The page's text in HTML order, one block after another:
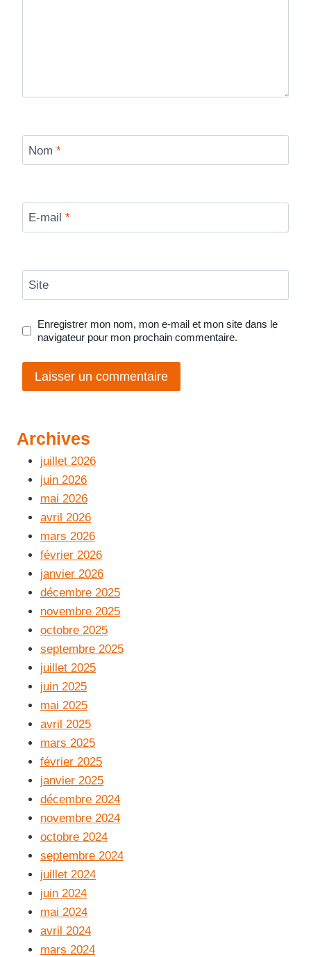
Nom *
E-mail *
Site
Enregistrer mon nom, mon e-mail et mon site dans le
navigateur pour mon prochain commentaire.
Archives
juillet 2026
juin 2026
mai 2026
avril 2026
mars 2026
février 2026
janvier 2026
décembre 2025
novembre 2025
octobre 2025
septembre 2025
juillet 2025
juin 2025
mai 2025
avril 2025
mars 2025
février 2025
janvier 2025
décembre 2024
novembre 2024
octobre 2024
septembre 2024
juillet 2024
juin 2024
mai 2024
avril 2024
mars 2024